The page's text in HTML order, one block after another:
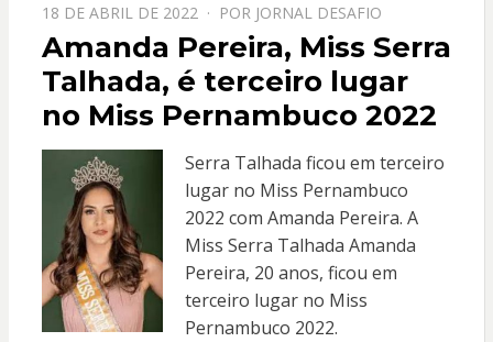
PPOSTADO
EM
18 DE ABRIL DE 2022 POR JORNAL DESAFIO
Amanda Pereira, Miss Serra
Talhada, é terceiro lugar
no Miss Pernambuco 2022
Serra Talhada ficou em terceiro
lugar no Miss Pernambuco
2022 com Amanda Pereira. A
Miss Serra Talhada Amanda
Pereira, 20 anos, ficou em
terceiro lugar no Miss
Pernambuco 2022.